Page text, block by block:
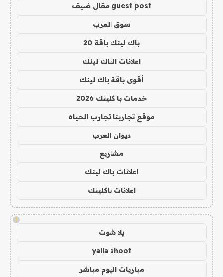
guest post مقال ضيف
سوق العرب
باك لينك باقة 20
اعلانات الباك لينك
أقوى باقة باك لينك
خدمات با كلينك 2026
موقع تجاربنا تجارب الحياه
ديوان العرب
مشاريع
اعلانات باك لينك
اعلانات باكلينك
!
يلا شوت
yalla shoot
مباريات اليوم مباشر